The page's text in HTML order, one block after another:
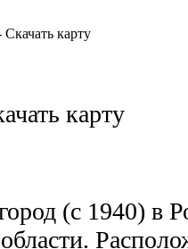
Скачать карту
карту
(с 1940) в